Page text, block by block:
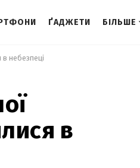
ҐАДЖЕТИ БІЛЬШЕ
в небезпеці
в